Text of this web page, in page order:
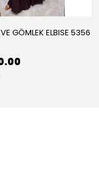
GÖMLEK ELBISE 5356